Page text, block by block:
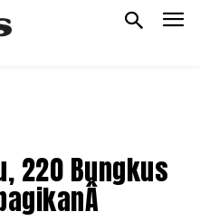
220 Bungkus